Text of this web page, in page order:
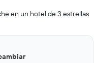
en un hotel de 3 estrellas